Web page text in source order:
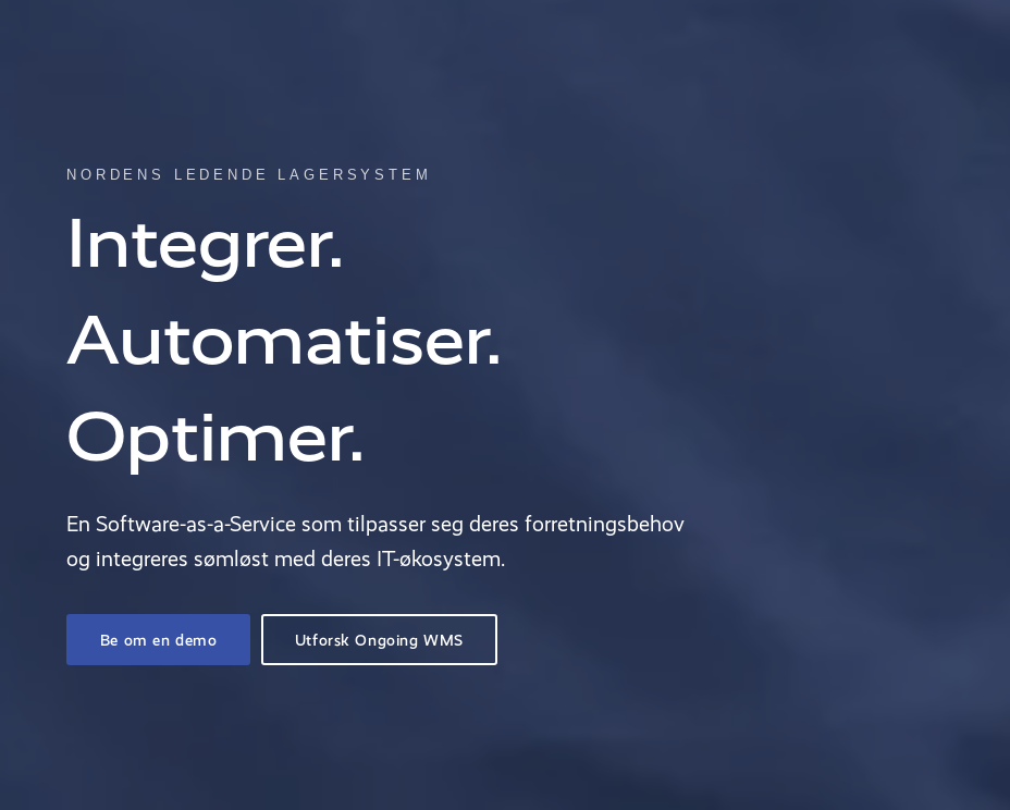
NORDENS LEDENDE LAGERSYSTEM
Integrer.
Automatiser.
Optimer.
En Software-as-a-Service som tilpasser seg deres forretningsbehov
og integreres sømløst med deres IT-økosystem.
Be om en demo Utforsk Ongoing WMS